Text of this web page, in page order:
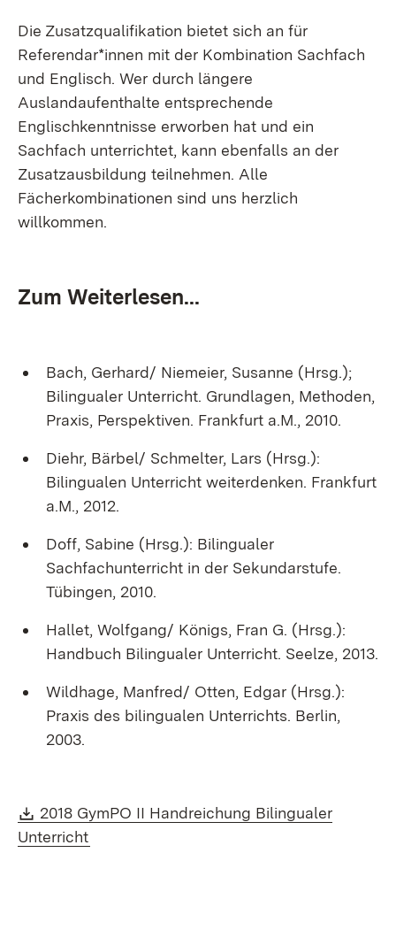
Die Zusatzqualifikation bietet sich an für
Referendar*innen mit der Kombination Sachfach
und Englisch. Wer durch längere
Auslandaufenthalte entsprechende
Englischkenntnisse erworben hat und ein
Sachfach unterrichtet, kann ebenfalls an der
Zusatzausbildung teilnehmen. Alle
Fächerkombinationen sind uns herzlich
willkommen.
Zum Weiterlesen...
Bach, Gerhard/ Niemeier, Susanne (Hrsg.);
Bilingualer Unterricht. Grundlagen, Methoden,
Praxis, Perspektiven. Frankfurt a.M., 2010.
Diehr, Bärbel/ Schmelter, Lars (Hrsg.):
Bilingualen Unterricht weiterdenken. Frankfurt
a.M., 2012.
Doff, Sabine (Hrsg.): Bilingualer
Sachfachunterricht in der Sekundarstufe.
Tübingen, 2010.
Hallet, Wolfgang/ Königs, Fran G. (Hrsg.):
Handbuch Bilingualer Unterricht. Seelze, 2013.
Wildhage, Manfred/ Otten, Edgar (Hrsg.):
Praxis des bilingualen Unterrichts. Berlin,
2003.
Download:
2018 GymPO II Handreichung Bilingualer
Unterricht